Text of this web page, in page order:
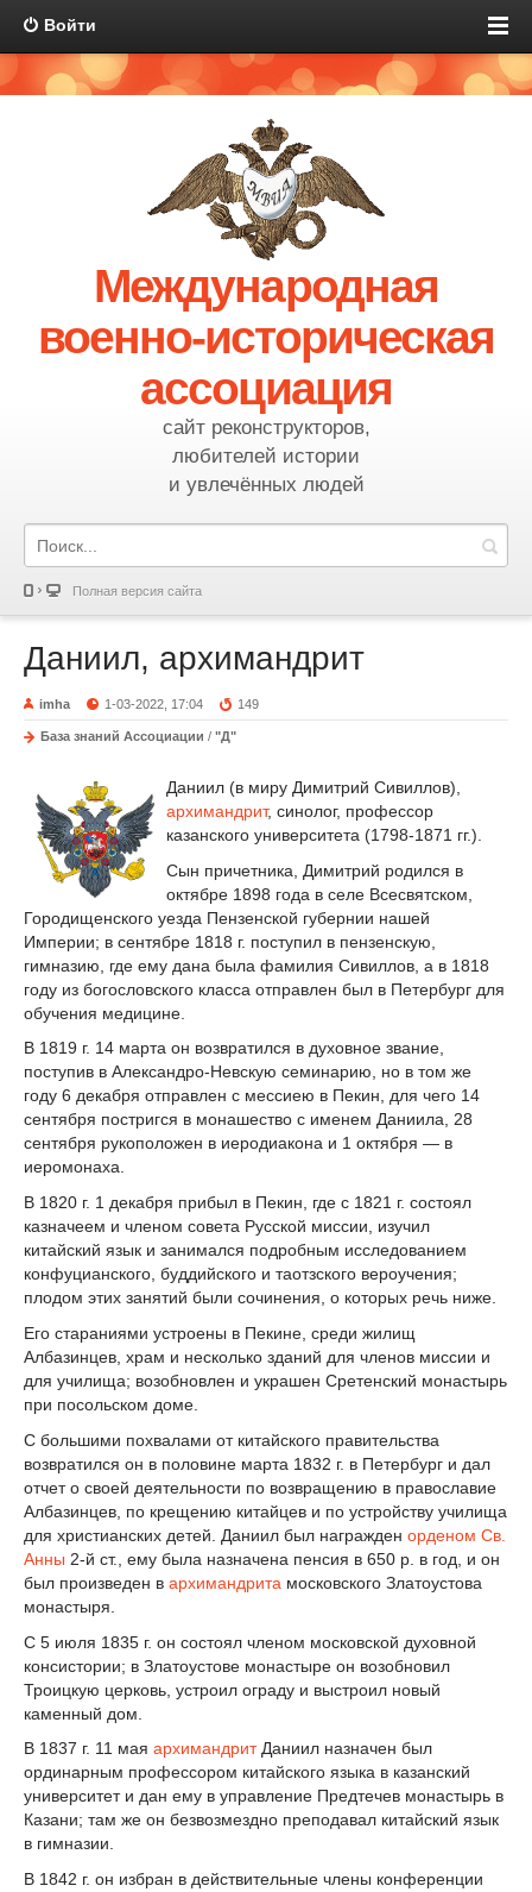
Войти
Международная
военно-историческая
ассоциация
сайт реконструкторов,
любителей истории
и увлечённых людей
Полная версия сайта
Даниил, архимандрит
imha 1-03-2022, 17:04 149
База знаний Ассоциации / "Д"
Даниил (в миру Димитрий Сивиллов),
архимандрит, синолог, профессор
казанского университета (1798-1871 гг.).
Сын причетника, Димитрий родился в
октябре 1898 года в селе Всесвятском,
Городищенского уезда Пензенской губернии нашей
Империи; в сентябре 1818 г. поступил в пензенскую,
гимназию, где ему дана была фамилия Сивиллов, а в 1818
году из богословского класса отправлен был в Петербург для
обучения медицине.
В 1819 г. 14 марта он возвратился в духовное звание,
поступив в Александро-Невскую семинарию, но в том же
году 6 декабря отправлен с мессиею в Пекин, для чего 14
сентября постригся в монашество с именем Даниила, 28
сентября рукоположен в иеродиакона и 1 октября — в
иеромонаха.
В 1820 г. 1 декабря прибыл в Пекин, где с 1821 г. состоял
казначеем и членом совета Русской миссии, изучил
китайский язык и занимался подробным исследованием
конфуцианского, буддийского и таотзского вероучения;
плодом этих занятий были сочинения, о которых речь ниже.
Его стараниями устроены в Пекине, среди жилищ
Албазинцев, храм и несколько зданий для членов миссии и
для училища; возобновлен и украшен Сретенский монастырь
при посольском доме.
С большими похвалами от китайского правительства
возвратился он в половине марта 1832 г. в Петербург и дал
отчет о своей деятельности по возвращению в православие
Албазинцев, по крещению китайцев и по устройству училища
для христианских детей. Даниил был награжден орденом Св.
Анны 2-й ст., ему была назначена пенсия в 650 р. в год, и он
был произведен в архимандрита московского Златоустова
монастыря.
С 5 июля 1835 г. он состоял членом московской духовной
консистории; в Златоустове монастыре он возобновил
Троицкую церковь, устроил ограду и выстроил новый
каменный дом.
В 1837 г. 11 мая архимандритДаниил назначен был
ординарным профессором китайского языка в казанский
университет и дан ему в управление Предтечев монастырь в
Казани; там же он безвозмездно преподавал китайский язык
в гимназии.
В 1842 г. он избран в действительные члены конференции